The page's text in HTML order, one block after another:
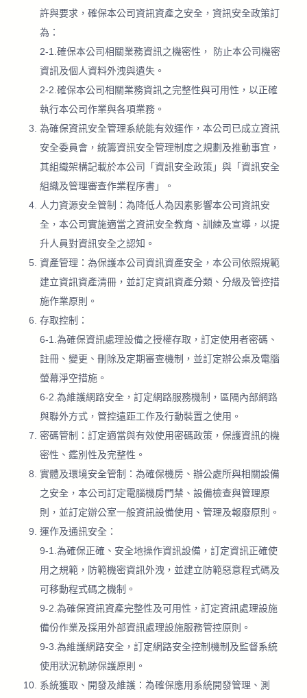
許與要求，確保本公司資訊資產之安全，資訊安全政策訂
為：
2-1.確保本公司相關業務資訊之機密性， 防止本公司機密
資訊及個人資料外洩與遺失。
2-2.確保本公司相關業務資訊之完整性與可用性，以正確
執行本公司作業與各項業務。
為確保資訊安全管理系統能有效運作，本公司已成立資訊
安全委員會，統籌資訊安全管理制度之規劃及推動事宜，
其組織架構記載於本公司「資訊安全政策」與「資訊安全
組織及管理審查作業程序書」。
人力資源安全管制：為降低人為因素影響本公司資訊安
全，本公司實施適當之資訊安全教育、訓練及宣導，以提
升人員對資訊安全之認知。
資產管理：為保護本公司資訊資產安全，本公司依照規範
建立資訊資產清冊，並訂定資訊資產分類、分級及管控措
施作業原則。
存取控制：
6-1.為確保資訊處理設備之授權存取，訂定使用者密碼、
註冊、變更、刪除及定期審查機制，並訂定辦公桌及電腦
螢幕淨空措施。
6-2.為維護網路安全，訂定網路服務機制，區隔內部網路
與聯外方式，管控遠距工作及行動裝置之使用。
密碼管制：訂定適當與有效使用密碼政策，保護資訊的機
密性、鑑別性及完整性。
實體及環境安全管制：為確保機房、辦公處所與相關設備
之安全，本公司訂定電腦機房門禁、設備檢查與管理原
則，並訂定辦公室一般資訊設備使用、管理及報廢原則。
運作及通訊安全：
9-1.為確保正確、安全地操作資訊設備，訂定資訊正確使
用之規範，防範機密資訊外洩，並建立防範惡意程式碼及
可移動程式碼之機制。
9-2.為確保資訊資產完整性及可用性，訂定資訊處理設施
備份作業及採用外部資訊處理設施服務管控原則。
9-3.為維護網路安全，訂定網路安全控制機制及監督系統
使用狀況軌跡保護原則。
系統獲取、開發及維護：為確保應用系統開發管理、測